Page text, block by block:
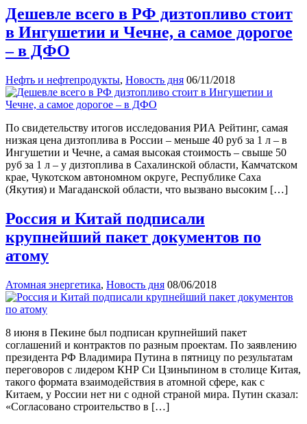
Дешевле всего в РФ дизтопливо стоит
в Ингушетии и Чечне, а самое дорогое
– в ДФО
Нефть и нефтепродукты, Новость дня 06/11/2018
По свидетельству итогов исследования РИА Рейтинг, самая
низкая цена дизтоплива в России – меньше 40 руб за 1 л – в
Ингушетии и Чечне, а самая высокая стоимость – свыше 50
руб за 1 л – у дизтоплива в Сахалинской области, Камчатском
крае, Чукотском автономном округе, Республике Саха
(Якутия) и Магаданской области, что вызвано высоким […]
Россия и Китай подписали
крупнейший пакет документов по
атому
Атомная энергетика, Новость дня 08/06/2018
8 июня в Пекине был подписан крупнейший пакет
соглашений и контрактов по разным проектам. По заявлению
президента РФ Владимира Путина в пятницу по результатам
переговоров с лидером КНР Си Цзиньпином в столице Китая,
такого формата взаимодействия в атомной сфере, как с
Китаем, у России нет ни с одной страной мира. Путин сказал:
«Согласовано строительство в […]